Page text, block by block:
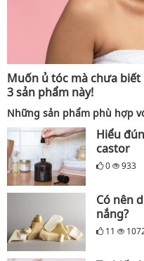
Muốn ủ tóc mà chưa
3 sản phẩm này!
Những sản phẩm phù hợp
Hiểu
castor
0 933
Có nên
nắng?
11